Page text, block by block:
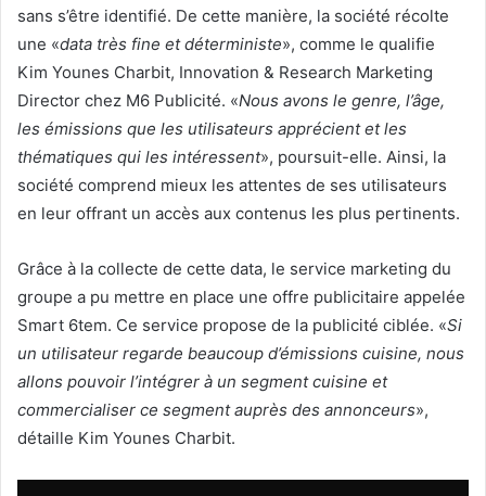
sans s’être identifié. De cette manière, la société récolte
une «data très fine et déterministe», comme le qualifie
Kim Younes Charbit, Innovation & Research Marketing
Director chez M6 Publicité. «Nous avons le genre, l’âge,
les émissions que les utilisateurs apprécient et les
thématiques qui les intéressent», poursuit-elle. Ainsi, la
société comprend mieux les attentes de ses utilisateurs
en leur offrant un accès aux contenus les plus pertinents.
Grâce à la collecte de cette data, le service marketing du
groupe a pu mettre en place une offre publicitaire appelée
Smart 6tem. Ce service propose de la publicité ciblée. «Si
un utilisateur regarde beaucoup d’émissions cuisine, nous
allons pouvoir l’intégrer à un segment cuisine et
commercialiser ce segment auprès des annonceurs»,
détaille Kim Younes Charbit.